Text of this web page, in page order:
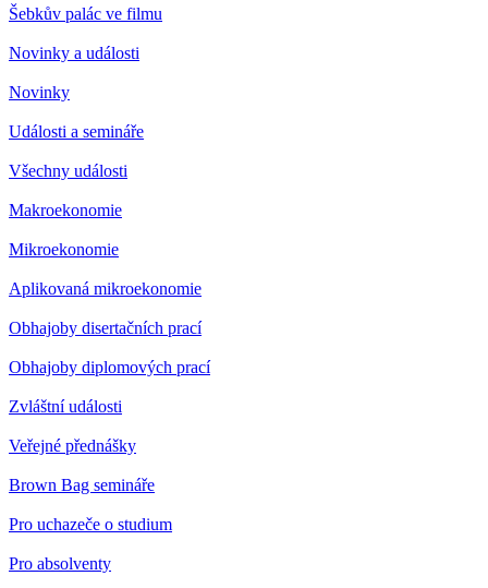
Šebkův palác ve filmu
Novinky a události
Novinky
Události a semináře
Všechny události
Makroekonomie
Mikroekonomie
Aplikovaná mikroekonomie
Obhajoby disertačních prací
Obhajoby diplomových prací
Zvláštní události
Veřejné přednášky
Brown Bag semináře
Pro uchazeče o studium
Pro absolventy